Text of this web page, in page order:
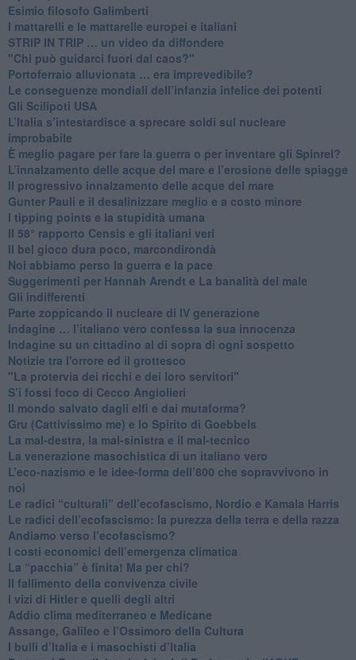
Esimio filosofo Galimberti
​I mattarelli e le mattarelle europei e italiani
​STRIP IN TRIP … un video da diffondere
"Chi può guidarci fuori dal caos?"
​Portoferraio alluvionata … era imprevedibile?
Le conseguenze mondiali dell’infanzia infelice dei potenti
​Gli Scilipoti USA
L’Italia s’intestardisce a sprecare soldi sul nucleare
improbabile
È meglio pagare per fare la guerra o per inventare gli Spinrel?
​L’innalzamento delle acque del mare e l’erosione delle spiagge
​Il progressivo innalzamento delle acque del mare
​Gunter Pauli e il desalinizzare meglio e a costo minore
I tipping points e la stupidità umana
​Il 58° rapporto Censis e gli italiani veri
​Il bel gioco dura poco, marcondirondà
Noi abbiamo perso la guerra e la pace
Suggerimenti per Hannah Arendt e La banalità del male
​Gli indifferenti
Parte zoppicando il nucleare di IV generazione
​Indagine … l’italiano vero confessa la sua innocenza
Indagine su un cittadino al di sopra di ogni sospetto
Notizie tra l'orrore ed il grottesco
"La protervia dei ricchi e dei loro servitori"
S’i fossi foco di Cecco Angiolieri
​Il mondo salvato dagli elfi e dai mutaforma?
Gru (Cattivissimo me) e lo Spirito di Goebbels
​La mal-destra, la mal-sinistra e il mal-tecnico
​La venerazione masochistica di un italiano vero
​L’eco-nazismo e le idee-forma dell’800 che sopravvivono in
noi
​Le radici “culturali” dell’ecofascismo, Nordio e Kamala Harris
Le radici dell’ecofascismo: la purezza della terra e della razza
Andiamo verso l’ecofascismo?
I costi economici dell’emergenza climatica
​La “pacchia” è finita! Ma per chi?
​Il fallimento della convivenza civile
​I vizi di Hitler e quelli degli altri
Addio clima mediterraneo e Medicane
​Assange, Galileo e l’Ossimoro della Cultura
​I bulli d’Italia e i masochisti d’Italia